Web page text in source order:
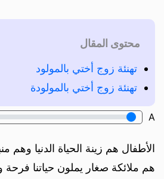
محتوى المقال
تهنئة زوج أختي بالمولود
تهنئة زوج أختي بالمولودة
A
الأطفال هم زينة الحياة الدنيا وهم
هم ملائكة صغار يملون حياتنا